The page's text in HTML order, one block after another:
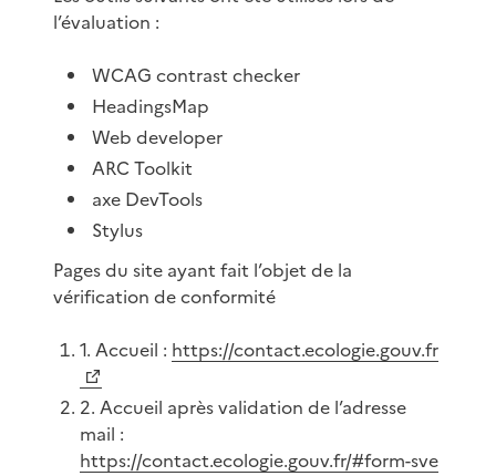
l’évaluation :
WCAG contrast checker
HeadingsMap
Web developer
ARC Toolkit
axe DevTools
Stylus
Pages du site ayant fait l’objet de la
vérification de conformité
1. Accueil : https://contact.ecologie.gouv.fr
2. Accueil après validation de l’adresse
mail :
https://contact.ecologie.gouv.fr/#form-sve